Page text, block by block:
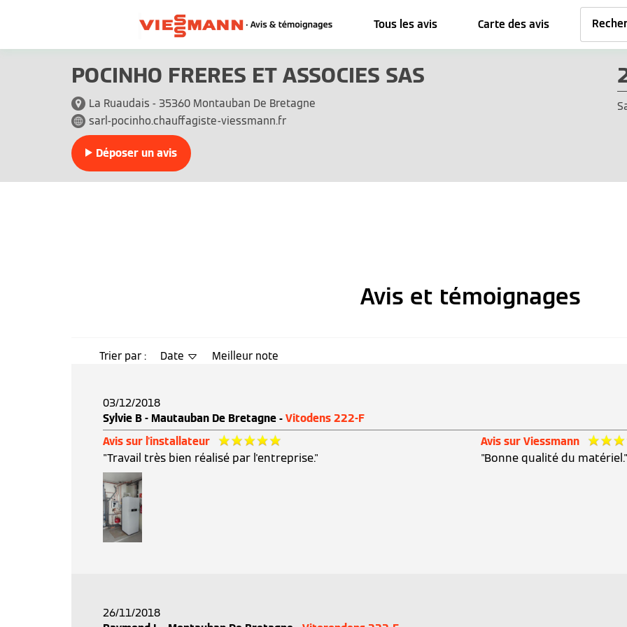
Tous les avis Carte des avis
POCINHO FRERES ET ASSOCIES SAS
La Ruaudais - 35360 Montauban De Bretagne
sarl-pocinho.chauffagiste-viessmann.fr
Déposer un avis
Avis et témoignages
Trier par : Date Meilleur note
03/12/2018
Sylvie B - Mautauban De Bretagne - Vitodens 222-F
Avis sur l'installateur
"Travail très bien réalisé par l'entreprise."
Avis sur Viessmann
"Bonne qualité du matériel."
26/11/2018